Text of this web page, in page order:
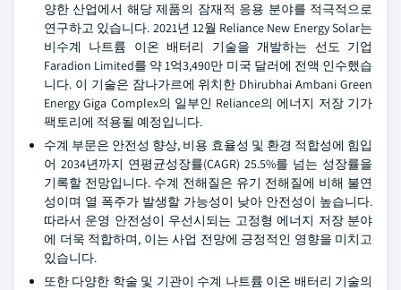
양한 산업에서 해당 제품의 잠재적 응용 분야를 적극적으로
연구하고 있습니다. 2021년 12월 Reliance New Energy Solar는
비수계 나트륨 이온 배터리 기술을 개발하는 선도 기업
Faradion Limited를 약 1억3,490만 미국 달러에 전액 인수했습
니다. 이 기술은 잠나가르에 위치한 Dhirubhai Ambani Green
Energy Giga Complex의 일부인 Reliance의 에너지 저장 기가
팩토리에 적용될 예정입니다.
수계 부문은 안전성 향상, 비용 효율성 및 환경 적합성에 힘입
어 2034년까지 연평균성장률(CAGR) 25.5%를 넘는 성장률을
기록할 전망입니다. 수계 전해질은 유기 전해질에 비해 불연
성이며 열 폭주가 발생할 가능성이 낮아 안전성이 높습니다.
따라서 운영 안전성이 우선시되는 고정형 에너지 저장 분야
에 더욱 적합하며, 이는 사업 전망에 긍정적인 영향을 미치고
있습니다.
또한 다양한 학술 및 기관이 수계 나트륨 이온 배터리 기술의